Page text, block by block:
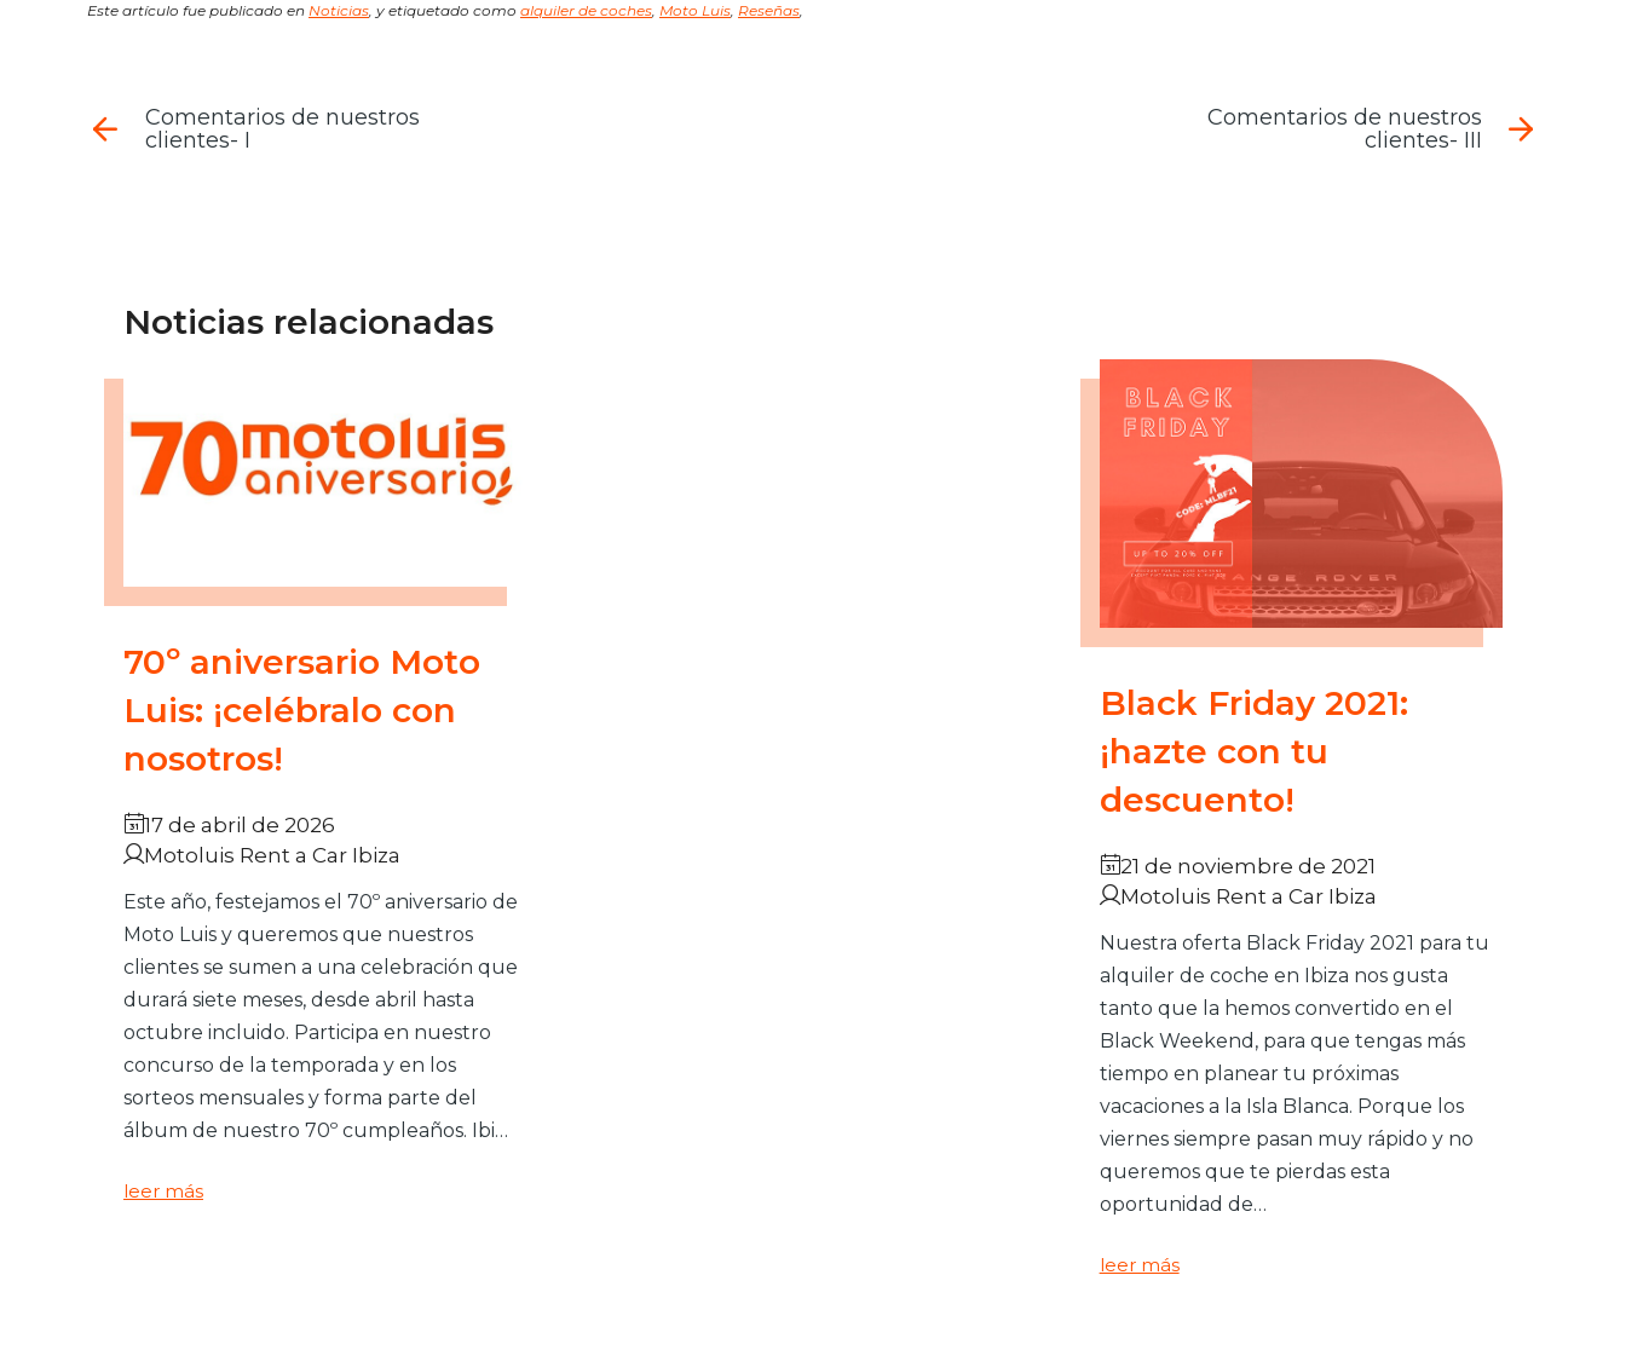
Este artículo fue publicado en Noticias, y etiquetado como alquiler de coches, Moto Luis, Reseñas,
Comentarios de nuestros
clientes- I
Comentarios de nuestros
clientes- III
Noticias relacionadas
70º aniversario Moto
Luis: ¡celébralo con
nosotros!
17 de abril de 2026
Motoluis Rent a Car Ibiza
Este año, festejamos el 70º aniversario de
Moto Luis y queremos que nuestros
clientes se sumen a una celebración que
durará siete meses, desde abril hasta
octubre incluido. Participa en nuestro
concurso de la temporada y en los
sorteos mensuales y forma parte del
álbum de nuestro 70º cumpleaños. Ibi…
leer más
Black Friday 2021:
¡hazte con tu
descuento!
21 de noviembre de 2021
Motoluis Rent a Car Ibiza
Nuestra oferta Black Friday 2021 para tu
alquiler de coche en Ibiza nos gusta
tanto que la hemos convertido en el
Black Weekend, para que tengas más
tiempo en planear tu próximas
vacaciones a la Isla Blanca. Porque los
viernes siempre pasan muy rápido y no
queremos que te pierdas esta
oportunidad de…
leer más